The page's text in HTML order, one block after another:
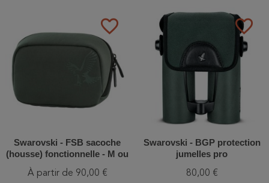
favorite_border
Swarovski - FSB sacoche
(housse) fonctionnelle - M ou
L
À partir de 90,00 €
favorite_border
Swarovski - BGP protection
jumelles pro
80,00 €